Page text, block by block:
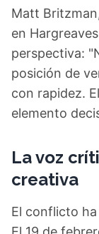
Matt
en
perspectiva:
posición de
con rapidez.
elemento
La voz
creativa
El conflicto